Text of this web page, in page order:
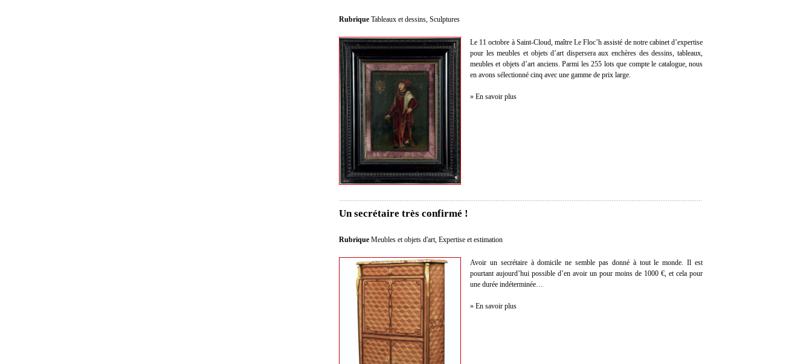
Rubrique Tableaux et dessins, Sculptures
Le 11 octobre à Saint-Cloud, maître Le Floc’h assisté de notre cabinet d’expertise
pour les meubles et objets d’art dispersera aux enchères des dessins, tableaux,
meubles et objets d’art anciens. Parmi les 255 lots que compte le catalogue, nous
en avons sélectionné cinq avec une gamme de prix large.
» En savoir plus
Un secrétaire très confirmé !
Rubrique Meubles et objets d'art Expertise et estimation
Avoir un secrétaire à domicile ne semble pas donné à tout le monde. Il est
pourtant aujourd’hui possible d’en avoir un pour moins de 1000 €, et cela pour
une durée indéterminée…
» En savoir plus